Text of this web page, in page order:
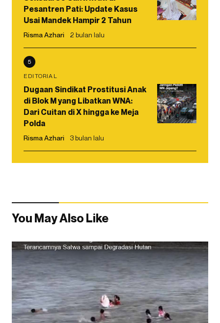
Pesantren Pati: Update Kasus
Usai Mandek Hampir 2 Tahun
Risma Azhari 2 bulan lalu
5
EDITORIAL
Dugaan Sindikat Prostitusi Anak
di Blok M yang Libatkan WNA:
Dari Cuitan di X hingga ke Meja
Polda
Risma Azhari 3 bulan lalu
You May Also Like